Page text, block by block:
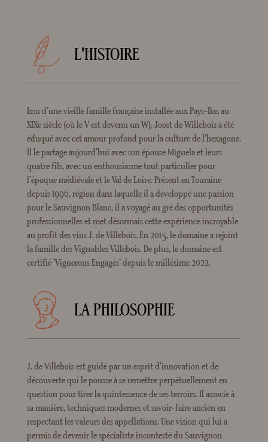
L'HISTOIRE
Issu d’une vieille famille française installée aux Pays-Bas au
XIXe siècle (où le V est devenu un W), Joost de Willebois a été
éduqué avec cet amour profond pour la culture de l’hexagone.
Il le partage aujourd’hui avec son épouse Miguela et leurs
quatre fils, avec un enthousiasme tout particulier pour
l’époque médiévale et le Val de Loire. Présent en Touraine
depuis 1996, région dans laquelle il a développé une passion
pour le Sauvignon Blanc, il a voyagé au gré des opportunités
professionnelles et met désormais cette expérience incroyable
au profit des vins J. de Villebois. En 2015, le domaine a rejoint
la famille des Vignobles Villebois. De plus, le domaine est
certifié 'Vignerons Engagés' depuis le millésime 2022.
LA PHILOSOPHIE
J. de Villebois est guidé par un esprit d’innovation et de
découverte qui le pousse à se remettre perpétuellement en
question pour tirer la quintessence de ses terroirs. Il associe à
sa manière, techniques modernes et savoir-faire ancien en
respectant les valeurs des appellations. Une vision qui lui a
permis de devenir le spécialiste incontesté du Sauvignon